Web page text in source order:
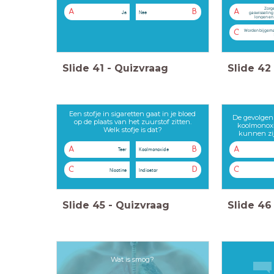
A Ja B
Nee
Slide 41 - Quizvraag
A gaswisseling
longen en
C Worden
Slide 42
Een stofje in sigaretten gaat in je bloed
op de plaats van het zuurstof zitten.
Welk stofje is dat?
A Teer B
Koolmonoxide
C Nicotine D
Indicator
Slide 45 - Quizvraag
De
kunnen
A
C
Slide 46
Wat is smog?